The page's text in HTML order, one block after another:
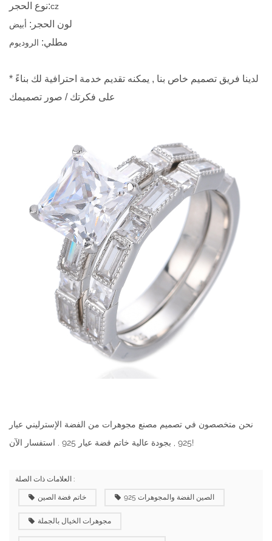
نوع الحجر:cz
لون الحجر : أبيض
مطلي: الروديوم
* لدينا فريق تصميم خاص بنا , يمكنه تقديم خدمة احترافية لك بناءً
على فكرتك / صور تصميمك
نحن متخصصون في تصميم مصنع مجوهرات من الفضة الإسترليني عيار
925 , بجودة عالية
خاتم فضة عيار 925 . استفسار الآن!
العلامات ذات الصلة :
خاتم فضة الصين الصين الفضة والمجوهرات 925
مجوهرات الخيال بالجملة